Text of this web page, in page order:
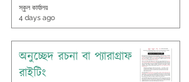
স্কুল কার্যালয়
4 days ago
অনুচ্ছেদ রচনা বা প্যারাগ্রাফ
রাইটিং